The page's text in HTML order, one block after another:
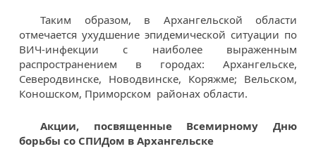
Таким образом, в Архангельской области
отмечается ухудшение эпидемической ситуации по
ВИЧ-инфекции с наиболее выраженным
распространением в городах: Архангельске,
Северодвинске, Новодвинске, Коряжме; Вельском,
Коношском, Приморском районах области.
Акции, посвященные Всемирному Дню
борьбы со СПИДом в Архангельске